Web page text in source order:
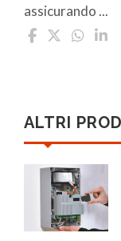
assicurando ...
ALTRI